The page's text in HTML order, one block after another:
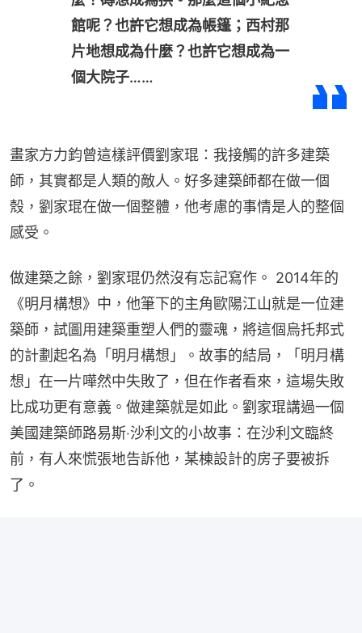
館呢？也許它想成為帳篷；西村那
片地想成為什麼？也許它想成為一
個大院子……
畫家方力鈞曾這樣評價劉家琨：我接觸的許多建築
師，其實都是人類的敵人。好多建築師都在做一個
殼，劉家琨在做一個整體，他考慮的事情是人的整個
感受。
做建築之餘，劉家琨仍然沒有忘記寫作。 2014年的
《明月構想》中，他筆下的主角歐陽江山就是一位建
築師，試圖用建築重塑人們的靈魂，將這個烏托邦式
的計劃起名為「明月構想」。故事的結局，「明月構
想」在一片嘩然中失敗了，但在作者看來，這場失敗
比成功更有意義。做建築就是如此。劉家琨講過一個
美國建築師路易斯‧沙利文的小故事：在沙利文臨終
前，有人來慌張地告訴他，某棟設計的房子要被拆
了。